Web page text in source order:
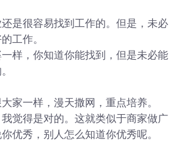
是很容易找到工作的。但是，未必
工作。
样，你知道你能找到，但是未必能
家一样，漫天撒网，重点培养。
觉得是对的。这就类似于商家做广
优秀，别人怎么知道你优秀呢。